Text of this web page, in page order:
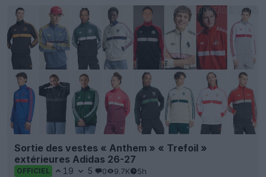
Sortie des vestes « Anthem » « Trefoil »
extérieures Adidas 26-27
OFFICIEL 19 5 0 9.7K 5h